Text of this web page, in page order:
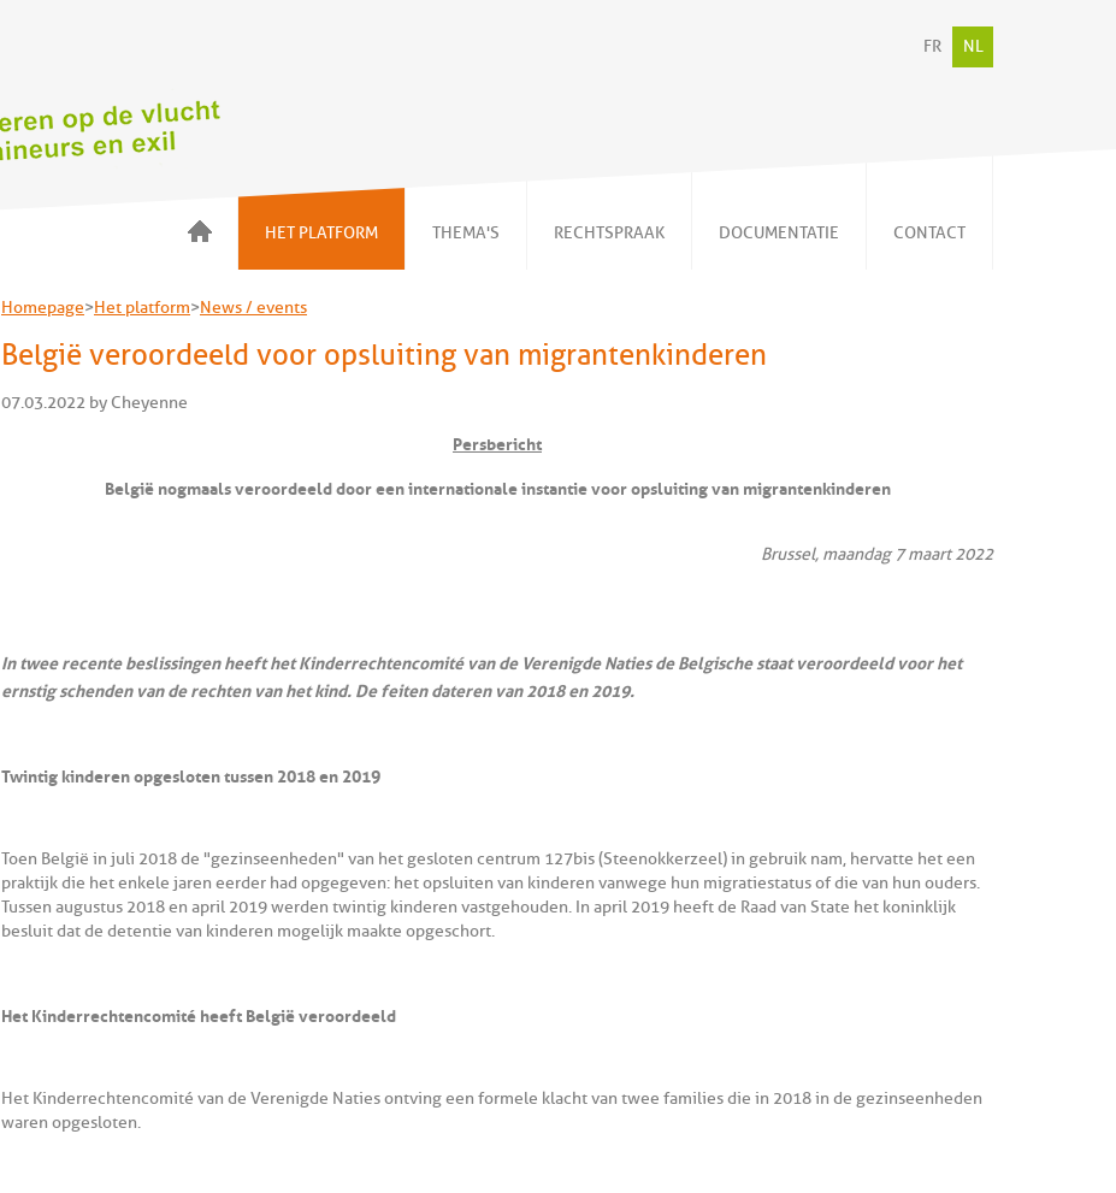
FR NL
HET PLATFORM
Onze acties
News / events
THEMA'S
Detentie en
Huisvesting
RECHTSPRAAK DOCUMENTATIE
Publicaties
CONTACT
Homepage>Het platform>News / events
België veroordeeld voor opsluiting van migrantenkinderen
07.03.2022 by Cheyenne
Persbericht
België nogmaals veroordeeld door een internationale instantie voor opsluiting van migrantenkinderen
Brussel, maandag 7 maart 2022
In twee recente beslissingen heeft het Kinderrechtencomité van de Verenigde Naties de Belgische staat veroordeeld voor het
ernstig schenden van de rechten van het kind. De feiten dateren van 2018 en 2019.
Twintig kinderen opgesloten tussen 2018 en 2019
Toen België in juli 2018 de "gezinseenheden" van het gesloten centrum 127bis (Steenokkerzeel) in gebruik nam, hervatte het een
praktijk die het enkele jaren eerder had opgegeven: het opsluiten van kinderen vanwege hun migratiestatus of die van hun ouders.
Tussen augustus 2018 en april 2019 werden twintig kinderen vastgehouden. In april 2019 heeft de Raad van State het koninklijk
besluit dat de detentie van kinderen mogelijk maakte opgeschort.
Het Kinderrechtencomité heeft België veroordeeld
Het Kinderrechtencomité van de Verenigde Naties ontving een formele klacht van twee families die in 2018 in de gezinseenheden
waren opgesloten.